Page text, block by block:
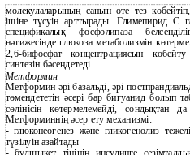
молекулаларының санын өте тез
ішіне түсуін арттырады. Глимепирид С
спецификалық фосфолипаза
нәтижесінде глюкоза метаболизмін
2,6-бифосфат концентрациясын
синтезін бәсеңдетеді.
Метформин
Метформин әрі базальді, әрі
төмендететін әсері бар бигуанид болып
сөлінісін көтермелемейді, сондықтан
Метформиннің әсер ету механизмі:
- глюконеогенез және гликогенолиз
түзілуін азайтады